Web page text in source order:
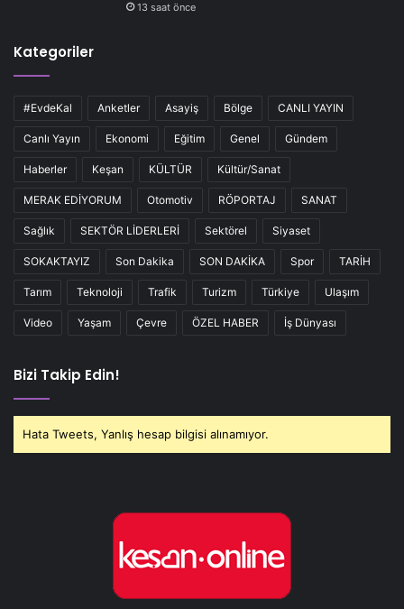
13 saat önce
Kategoriler
#EvdeKal Anketler Asayiş Bölge CANLI YAYIN
Canlı Yayın Ekonomi Eğitim Genel Gündem
Haberler Keşan KÜLTÜR Kültür/Sanat
MERAK EDİYORUM Otomotiv RÖPORTAJ SANAT
Sağlık SEKTÖR LİDERLERİ Sektörel Siyaset
SOKAKTAYIZ Son Dakika SON DAKİKA Spor TARİH
Tarım Teknoloji Trafik Turizm Türkiye Ulaşım
Video Yaşam Çevre ÖZEL HABER İş Dünyası
Bizi Takip Edin!
Hata Tweets, Yanlış hesap bilgisi alınamıyor.